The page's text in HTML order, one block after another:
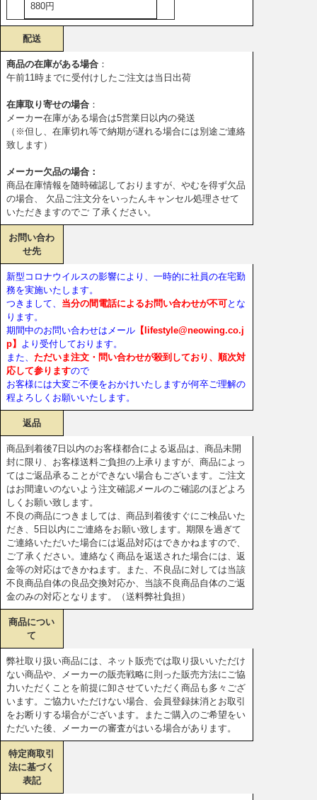
880円
配送
商品の在庫がある場合 ：
午前11時までに受付けしたご注文は当日出荷
在庫取り寄せの場合 ：
メーカー在庫がある場合は5営業日以内の発送
（※但し、在庫切れ等で納期が遅れる場合には別途ご連絡
致します）
メーカー欠品の場合：
商品在庫情報を随時確認しておりますが、やむを得ず欠品
の場合、 欠品ご注文分をいったんキャンセル処理させて
いただきますのでご 了承ください。
お問い合わ
せ先
新型コロナウイルスの影響により、一時的に社員の在宅勤
務を実施いたします。
つきまして、 当分の間電話によるお問い合わせが不可とな
ります。
期間中のお問い合わせはメール 【lifestyle@neowing.co.j
p】 より受付しております。
また、 ただいま注文・問い合わせが殺到しており、順次対
応して参りますので
お客様には大変ご不便をおかけいたしますが何卒ご理解の
程よろしくお願いいたします。
返品
商品到着後7日以内のお客様都合による返品は、商品未開
封に限り、お客様送料ご負担の上承りますが、商品によっ
てはご返品承ることができない場合もございます。ご注文
はお間違いのないよう注文確認メールのご確認のほどよろ
しくお願い致します。
不良の商品につきましては、商品到着後すぐにご検品いた
だき、5日以内にご連絡をお願い致します。期限を過ぎて
ご連絡いただいた場合には返品対応はできかねますので、
ご了承ください。連絡なく商品を返送された場合には、返
金等の対応はできかねます。また、不良品に対しては当該
不良商品自体の良品交換対応か、当該不良商品自体のご返
金のみの対応となります。（送料弊社負担）
商品につい
て
弊社取り扱い商品には、ネット販売では取り扱いいただけ
ない商品や、メーカーの販売戦略に則った販売方法にご協
力いただくことを前提に卸させていただく商品も多々ござ
います。ご協力いただけない場合、会員登録抹消とお取引
をお断りする場合がございます。またご購入のご希望をい
ただいた後、メーカーの審査がはいる場合があります。
特定商取引
法に基づく
表記